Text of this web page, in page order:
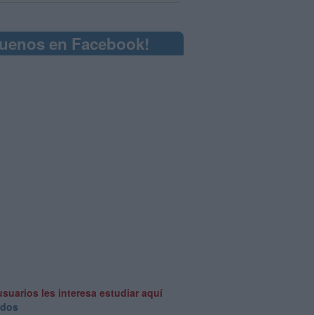
en Facebook!
les interesa estudiar aquí